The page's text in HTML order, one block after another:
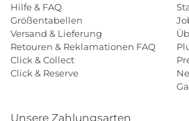
Hilfe & FAQ
Größentabellen
Versand & Lieferung
Retouren & Reklamationen FAQ
Click & Collect
Click & Reserve
Unsere Zahlungsarten